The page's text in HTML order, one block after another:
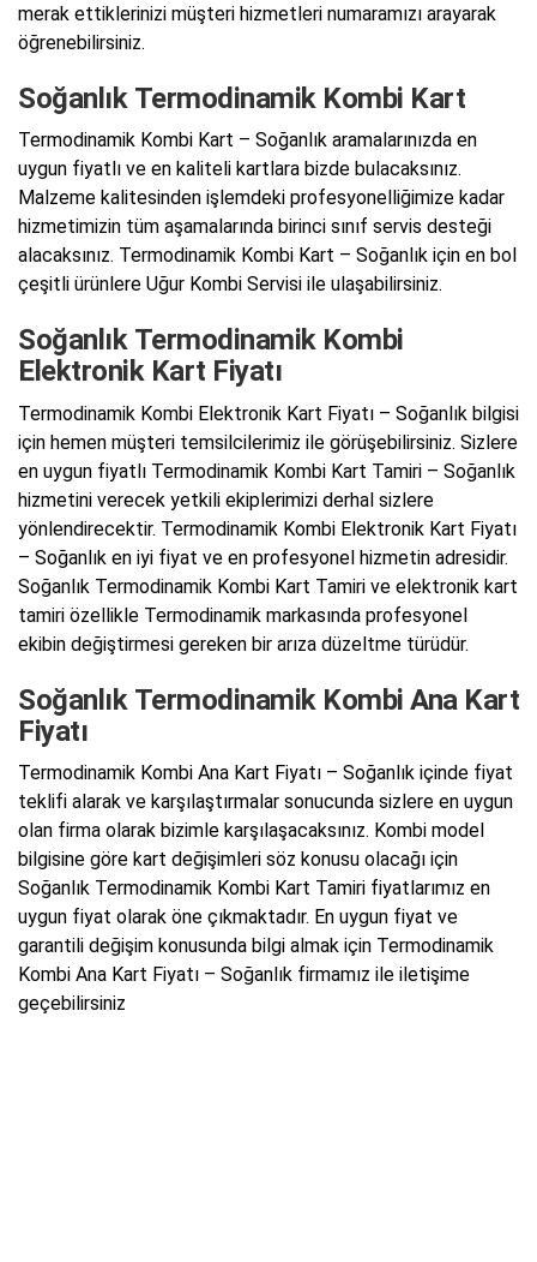
merak ettiklerinizi müşteri hizmetleri numaramızı arayarak
öğrenebilirsiniz.
Soğanlık Termodinamik Kombi Kart
Termodinamik Kombi Kart – Soğanlık aramalarınızda en
uygun fiyatlı ve en kaliteli kartlara bizde bulacaksınız.
Malzeme kalitesinden işlemdeki profesyonelliğimize kadar
hizmetimizin tüm aşamalarında birinci sınıf servis desteği
alacaksınız. Termodinamik Kombi Kart – Soğanlık için en bol
çeşitli ürünlere Uğur Kombi Servisi ile ulaşabilirsiniz.
Soğanlık Termodinamik Kombi
Elektronik Kart Fiyatı
Termodinamik Kombi Elektronik Kart Fiyatı – Soğanlık bilgisi
için hemen müşteri temsilcilerimiz ile görüşebilirsiniz. Sizlere
en uygun fiyatlı Termodinamik Kombi Kart Tamiri – Soğanlık
hizmetini verecek yetkili ekiplerimizi derhal sizlere
yönlendirecektir. Termodinamik Kombi Elektronik Kart Fiyatı
– Soğanlık en iyi fiyat ve en profesyonel hizmetin adresidir.
Soğanlık Termodinamik Kombi Kart Tamiri ve elektronik kart
tamiri özellikle Termodinamik markasında profesyonel
ekibin değiştirmesi gereken bir arıza düzeltme türüdür.
Soğanlık Termodinamik Kombi Ana Kart
Fiyatı
Termodinamik Kombi Ana Kart Fiyatı – Soğanlık içinde fiyat
teklifi alarak ve karşılaştırmalar sonucunda sizlere en uygun
olan firma olarak bizimle karşılaşacaksınız. Kombi model
bilgisine göre kart değişimleri söz konusu olacağı için
Soğanlık Termodinamik Kombi Kart Tamiri fiyatlarımız en
uygun fiyat olarak öne çıkmaktadır. En uygun fiyat ve
garantili değişim konusunda bilgi almak için Termodinamik
Kombi Ana Kart Fiyatı – Soğanlık firmamız ile iletişime
geçebilirsiniz